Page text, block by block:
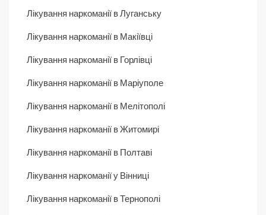
Лікування наркоманії в Луганську
Лікування наркоманії в Макіївці
Лікування наркоманії в Горлівці
Лікування наркоманії в Маріуполе
Лікування наркоманії в Мелітополі
Лікування наркоманії в Житомирі
Лікування наркоманії в Полтаві
Лікування наркоманії у Вінниці
Лікування наркоманії в Тернополі